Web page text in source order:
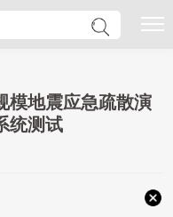
模地震应急疏散演
统测试